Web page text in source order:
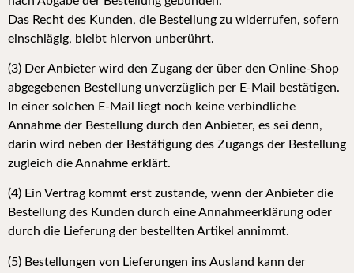
Das Recht des Kunden, die Bestellung zu widerrufen, sofern
einschlägig, bleibt hiervon unberührt.
(3) Der Anbieter wird den Zugang der über den Online-Shop
abgegebenen Bestellung unverzüglich per E-Mail bestätigen.
In einer solchen E-Mail liegt noch keine verbindliche
Annahme der Bestellung durch den Anbieter, es sei denn,
darin wird neben der Bestätigung des Zugangs der Bestellung
zugleich dieAnnahme erklärt.
(4) Ein Vertrag kommt erst zustande, wenn der Anbieter die
Bestellung des Kunden durch eine Annahmeerklärung oder
durch die Lieferung der bestellten Artikel annimmt.
(5) Bestellungen von Lieferungen ins Ausland kann der